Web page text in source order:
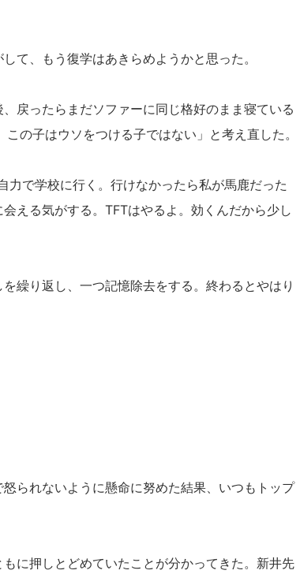
て、もう復学はあきらめようかと思った。
戻ったらまだソファーに同じ格好のまま寝ている
の子はウソをつける子ではない」と考え直した。
力で学校に行く。行けなかったら私が馬鹿だった
える気がする。 TFTはやるよ。効くんだから少し
繰り返し、一つ記憶除去をする。終わるとやはり
られないように懸命に努めた結果、いつもトップ
に押しとどめていたことが分かってきた。新井先